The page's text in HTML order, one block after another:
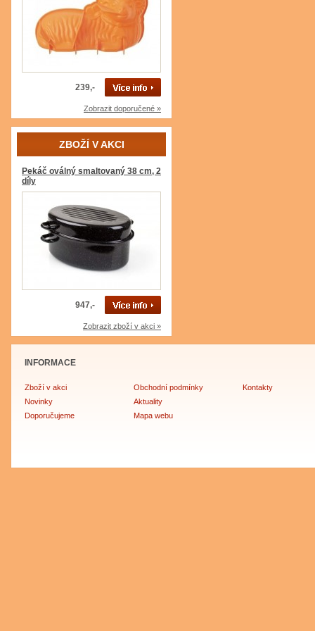
239,-
Zobrazit doporučené »
ZBOŽÍ V AKCI
Pekáč oválný smaltovaný 38 cm, 2
díly
947,-
Zobrazit zboží v akci »
INFORMACE
Zboží v akci
Novinky
Doporučujeme
Obchodní podmínky
Aktuality
Mapa webu
Kontakty